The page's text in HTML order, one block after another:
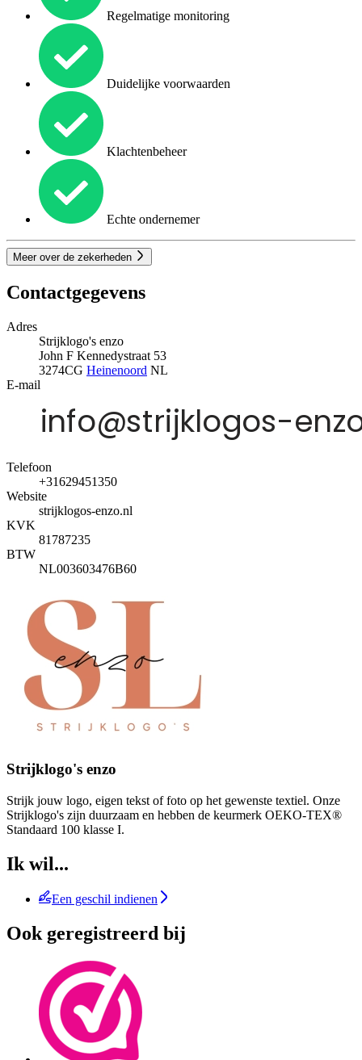
Regelmatige monitoring
Duidelijke voorwaarden
Klachtenbeheer
Echte ondernemer
Meer over de zekerheden
Contactgegevens
Adres
Strijklogo's enzo
John F Kennedystraat 53
3274CG Heinenoord NL
E-mail
Telefoon
+31629451350
Website
strijklogos-enzo.nl
KVK
81787235
BTW
NL003603476B60
Strijklogo's enzo
Strijk jouw logo, eigen tekst of foto op het gewenste textiel. Onze
Strijklogo's zijn duurzaam en hebben de keurmerk OEKO-TEX®
Standaard 100 klasse I.
Ik wil...
Een geschil indienen
Ook geregistreerd bij